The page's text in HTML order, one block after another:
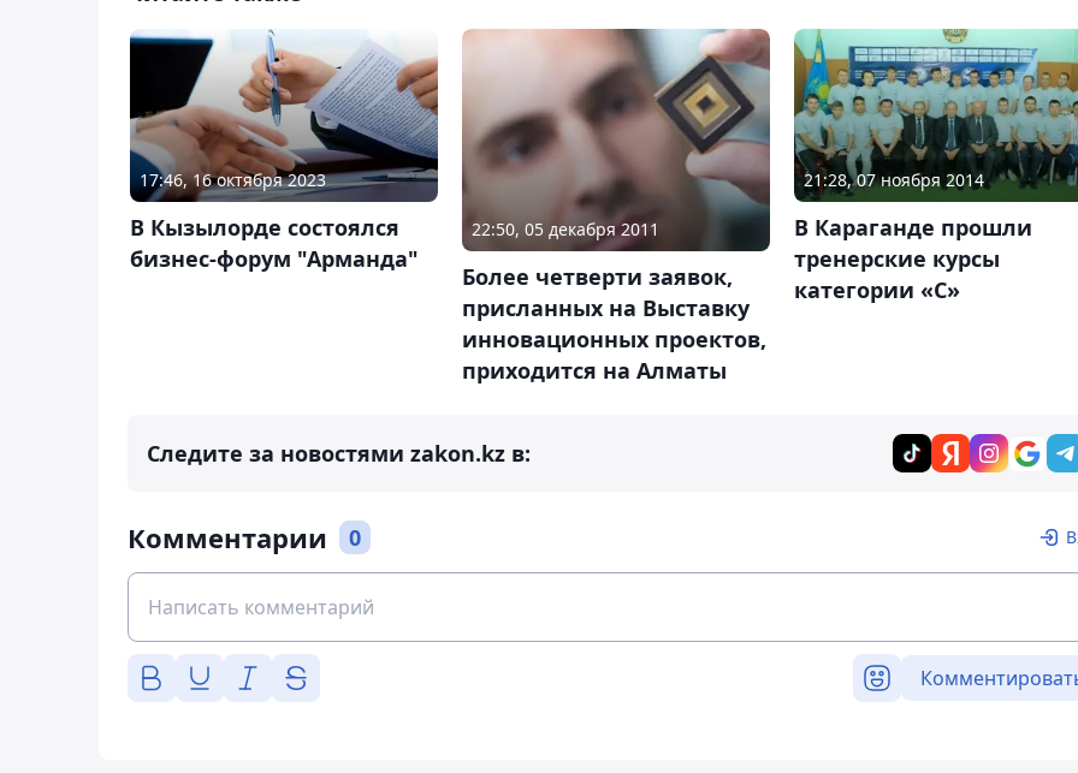
17:46, 16 октября 2023
В Кызылорде состоялся
бизнес-форум "Арманда"
22:50, 05 декабря 2011
Более четверти заявок,
присланных на Выставку
инновационных проектов,
приходится на Алматы
21:28, 07 ноября 2014
В Караганде прошли
тренерские курсы
категории «С»
Следите за новостями zakon.kz в:
Комментарии 0